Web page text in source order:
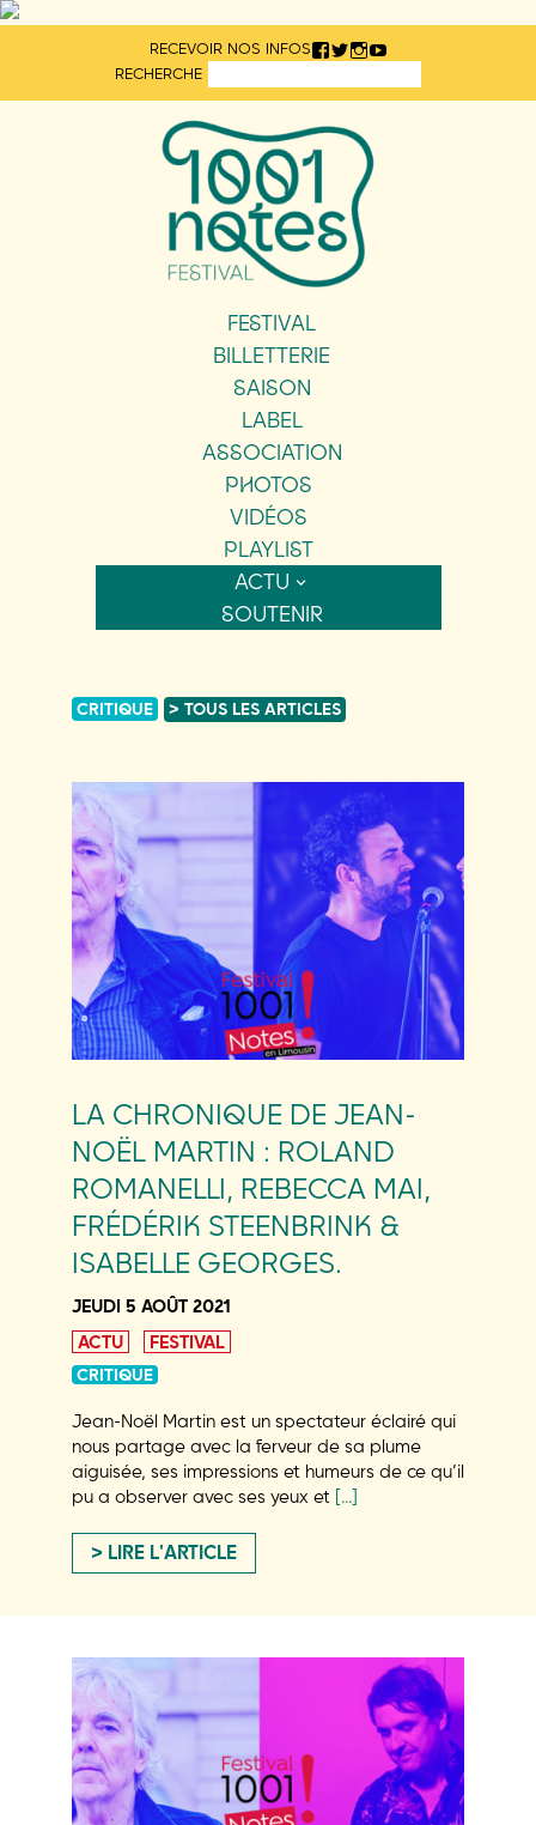
RECEVOIR NOS INFOS
RECHERCHE
FESTIVAL
BILLETTERIE
SAISON
LABEL
ASSOCIATION
PHOTOS
VIDÉOS
PLAYLIST
ACTU
SOUTENIR
CRITIQUE > TOUS LES ARTICLES
LA CHRONIQUE DE JEAN-
NOËL MARTIN : ROLAND
ROMANELLI, REBECCA MAI,
FRÉDÉRIK STEENBRINK &
ISABELLE GEORGES.
JEUDI 5 AOÛT 2021
ACTU
FESTIVAL
CRITIQUE
Jean-Noël Martin est un spectateur éclairé qui
nous partage avec la ferveur de sa plume
aiguisée, ses impressions et humeurs de ce qu’il
pu a observer avec ses yeux et […]
LIRE L'ARTICLE